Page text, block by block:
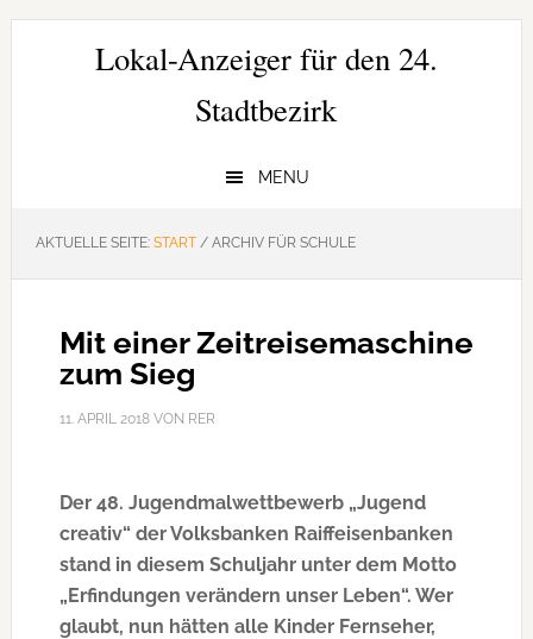
Zur
Hauptnavigation
Zum
Zur
SeitenspalteLokal-Anzeiger für den 24.
Stadtbezirk
MENU
AKTUELLE SEITE: START /ARCHIV FÜR SCHULE
Mit einer Zeitreisemaschine
zum Sieg
11. APRIL 2018VON RER
Der 48. Jugendmalwettbewerb „Jugend
creativ“ der Volksbanken Raiffeisenbanken
stand in diesem Schuljahr unter dem Motto
„Erfindungen verändern unser Leben“. Wer
glaubt, nun hätten alle Kinder Fernseher,